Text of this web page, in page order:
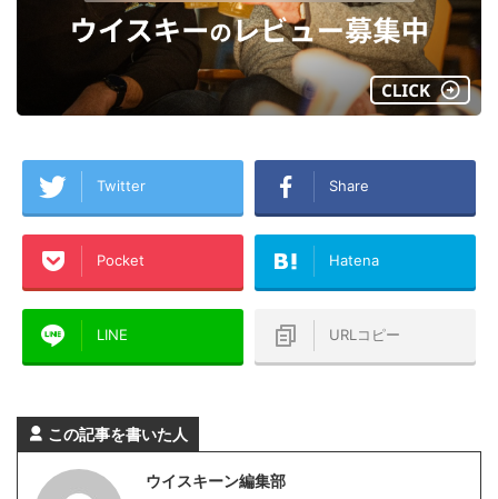
Twitter Share
Pocket Hatena
LINE URLコピー
この記事を書いた人
ウイスキーン編集部